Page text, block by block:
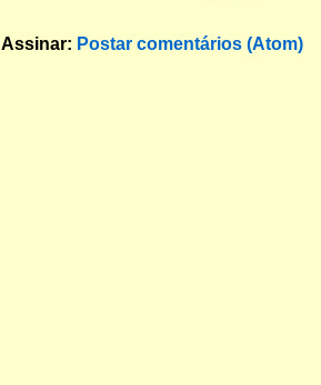
Assinar: Postar comentários (Atom)